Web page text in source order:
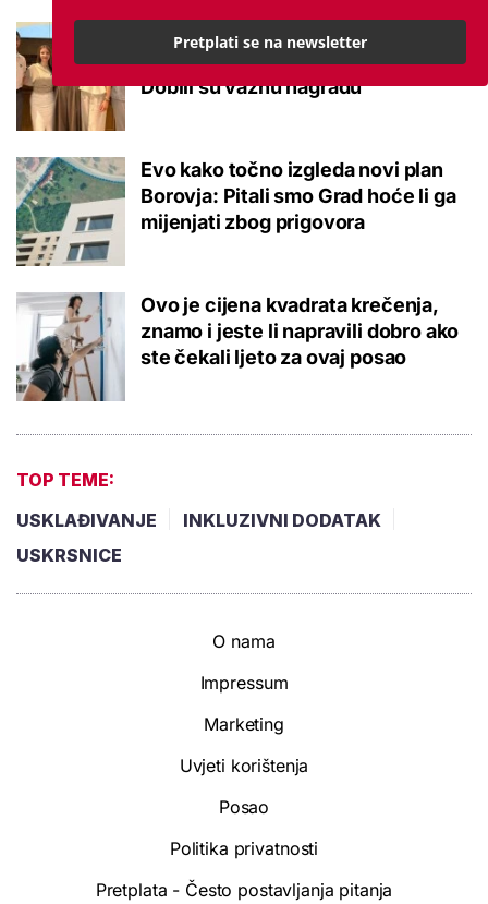
Studenti otkrili kako se obraćati
mladima kad je u pitanju alkohol:
Dobili su važnu nagradu
Evo kako točno izgleda novi plan
Borovja: Pitali smo Grad hoće li ga
mijenjati zbog prigovora
Ovo je cijena kvadrata krečenja,
znamo i jeste li napravili dobro ako
ste čekali ljeto za ovaj posao
TOP TEME:
USKLAĐIVANJE
INKLUZIVNI DODATAK
USKRSNICE
O nama
Impressum
Marketing
Uvjeti korištenja
Posao
Politika privatnosti
Pretplata - Često postavljanja pitanja
Pretplati se na newsletter